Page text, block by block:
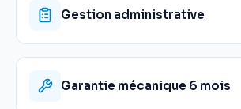
Gestion administrative
Garantie mécanique 6 mois